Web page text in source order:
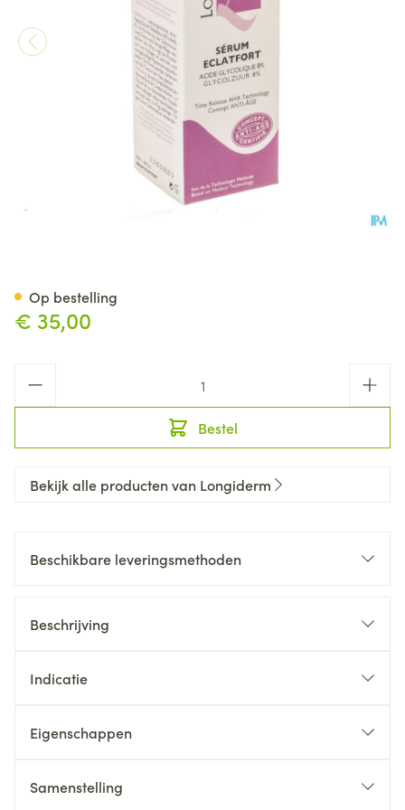
€ 35,00
Bestel
Op bestelling
Bekijk alle producten van Longiderm
Beschikbare leveringsmethoden
Beschrijving
Indicatie
Eigenschappen
Samenstelling